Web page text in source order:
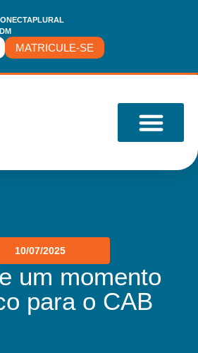
PLURAL
MATRICULE-SE
10/07/2025
um momento
para o CAB